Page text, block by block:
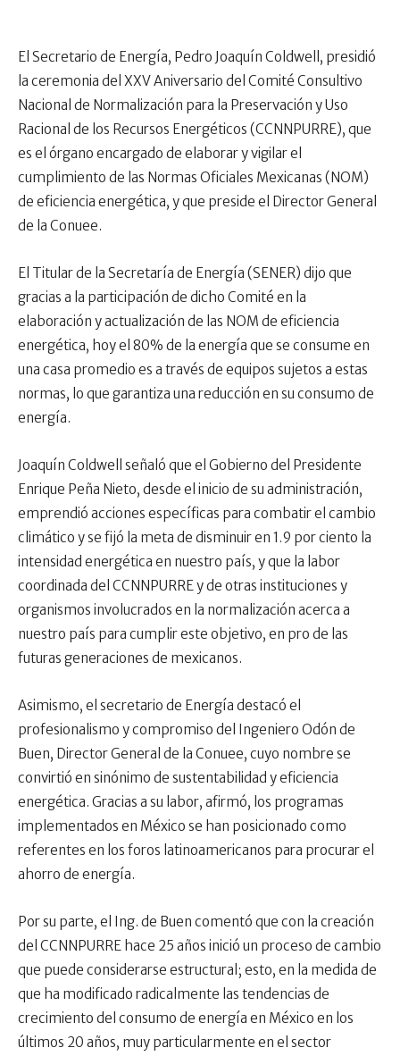
El Secretario de Energía, Pedro Joaquín Coldwell, presidió
la ceremonia del XXV Aniversario del Comité Consultivo
Nacional de Normalización para la Preservación y Uso
Racional de los Recursos Energéticos (CCNNPURRE), que
es el órgano encargado de elaborar y vigilar el
cumplimiento de las Normas Oficiales Mexicanas (NOM)
de eficiencia energética, y que preside el Director General
de la Conuee.
El Titular de la Secretaría de Energía (SENER) dijo que
gracias a la participación de dicho Comité en la
elaboración y actualización de las NOM de eficiencia
energética, hoy el 80% de la energía que se consume en
una casa promedio es a través de equipos sujetos a estas
normas, lo que garantiza una reducción en su consumo de
energía.
Joaquín Coldwell señaló que el Gobierno del Presidente
Enrique Peña Nieto, desde el inicio de su administración,
emprendió acciones específicas para combatir el cambio
climático y se fijó la meta de disminuir en 1.9 por ciento la
intensidad energética en nuestro país, y que la labor
coordinada del CCNNPURRE y de otras instituciones y
organismos involucrados en la normalización acerca a
nuestro país para cumplir este objetivo, en pro de las
futuras generaciones de mexicanos.
Asimismo, el secretario de Energía destacó el
profesionalismo y compromiso del Ingeniero Odón de
Buen, Director General de la Conuee, cuyo nombre se
convirtió en sinónimo de sustentabilidad y eficiencia
energética. Gracias a su labor, afirmó, los programas
implementados en México se han posicionado como
referentes en los foros latinoamericanos para procurar el
ahorro de energía.
Por su parte, el Ing. de Buen comentó que con la creación
del CCNNPURRE hace 25 años inició un proceso de cambio
que puede considerarse estructural; esto, en la medida de
que ha modificado radicalmente las tendencias de
crecimiento del consumo de energía en México en los
últimos 20 años, muy particularmente en el sector